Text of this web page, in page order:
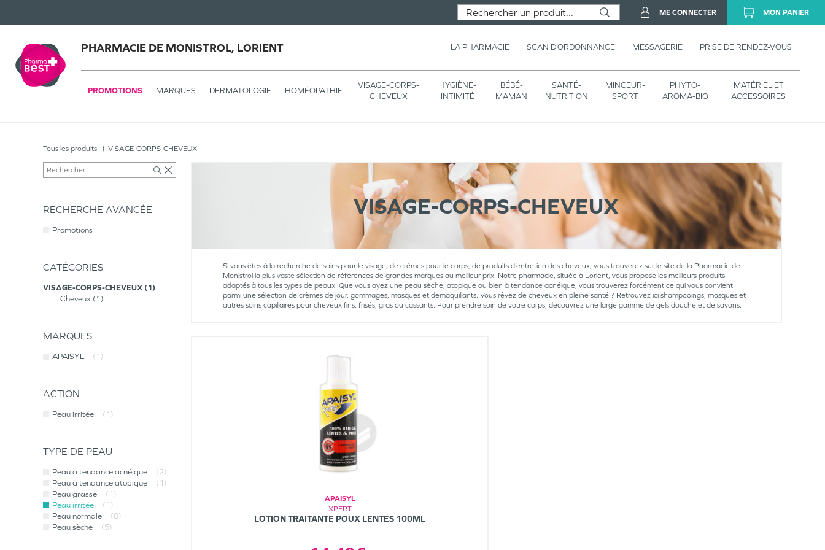
PHARMACIE DE MONISTROL, LORIENT LA PHARMACIE SCAN D’ORDONNANCE MESSAGERIE PRISE DE RENDEZ-VOUS
PROMOTIONS MARQUES DERMATOLOGIE HOMÉOPATHIE
VISAGE-CORPS-
CHEVEUX
HYGIÈNE-
INTIMITÉ
BÉBÉ-
MAMAN
SANTÉ-
NUTRITION
MINCEUR-
SPORT
PHYTO-
AROMA-BIO
MATÉRIEL ET
ACCESSOIRES
ME CONNECTER MON PANIER
Tous les produits VISAGE-CORPS-CHEVEUX
RECHERCHE AVANCÉE
Promotions
CATÉGORIES
VISAGE-CORPS-CHEVEUX
1
Cheveux
1
MARQUES
APAISYL (1)
ACTION
Peau irritée (1)
TYPE DE PEAU
Peau à tendance acnéique
(2)
Peau à tendance atopique
(1)
Peau grasse
(1)
Peau irritée
(1)
Peau normale
(8)
Peau sèche
(5)
VISAGE-CORPS-CHEVEUX
Si vous êtes à la recherche de soins pour le visage, de crèmes pour le corps, de produits d’entretien des cheveux, vous trouverez sur le site de la Pharmacie de
Monistrol la plus vaste sélection de références de grandes marques au meilleur prix. Notre pharmacie, située à Lorient, vous propose les meilleurs produits
adaptés à tous les types de peaux. Que vous ayez une peau sèche, atopique ou bien à tendance acnéique, vous trouverez forcément ce qui vous convient
parmi une sélection de crèmes de jour, gommages, masques et démaquillants. Vous rêvez de cheveux en pleine santé ? Retrouvez ici shampooings, masques et
autres soins capillaires pour cheveux fins, frisés, gras ou cassants. Pour prendre soin de votre corps, découvrez une large gamme de gels douche et de savons.
APAISYL
XPERT
LOTION TRAITANTE POUX LENTES 100ML